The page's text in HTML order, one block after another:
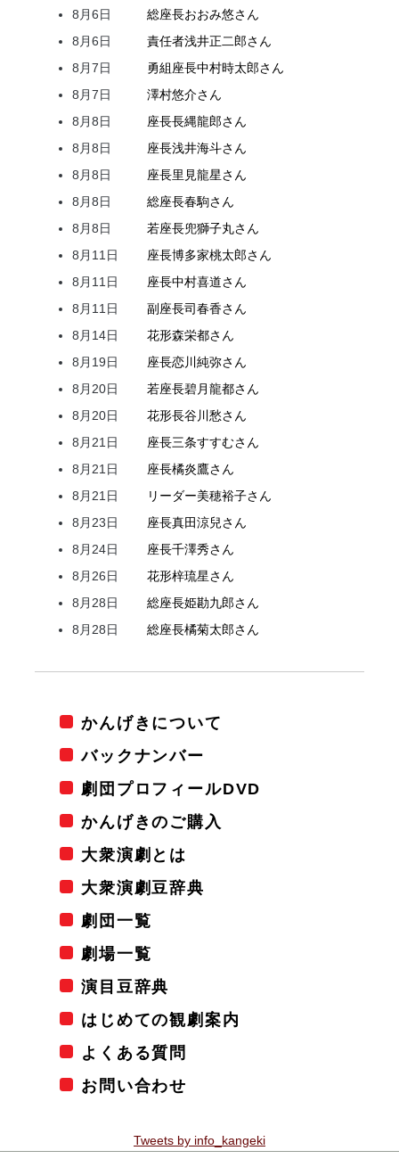
8月6日
総座長おおみ悠さん
8月6日
責任者浅井正二郎さん
8月7日
勇組座長中村時太郎さん
8月7日
澤村悠介さん
8月8日
座長長縄龍郎さん
8月8日
座長浅井海斗さん
8月8日
座長里見龍星さん
8月8日
総座長春駒さん
8月8日
若座長兜獅子丸さん
8月11日
座長博多家桃太郎さん
8月11日
座長中村喜道さん
8月11日
副座長司春香さん
8月14日
花形森栄都さん
8月19日
座長恋川純弥さん
8月20日
若座長碧月龍都さん
8月20日
花形長谷川愁さん
8月21日
座長三条すすむさん
8月21日
座長橘炎鷹さん
8月21日
リーダー美穂裕子さん
8月23日
座長真田涼兒さん
8月24日
座長千澤秀さん
8月26日
花形梓琉星さん
8月28日
総座長姫勘九郎さん
8月28日
総座長橘菊太郎さん
かんげきについて
バックナンバー
劇団プロフィールDVD
かんげきのご購入
大衆演劇とは
大衆演劇豆辞典
劇団一覧
劇場一覧
演目豆辞典
はじめての観劇案内
よくある質問
お問い合わせ
Tweets by info_kangeki